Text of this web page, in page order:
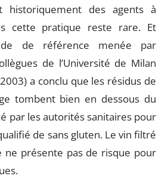
historiquement des agents à
cette pratique reste rare. Et
de référence menée par
de l’Université de Milan
a conclu que les résidus de
tombent bien en dessous du
par les autorités sanitaires pour
de sans gluten. Le vin filtré
ne présente pas de risque pour